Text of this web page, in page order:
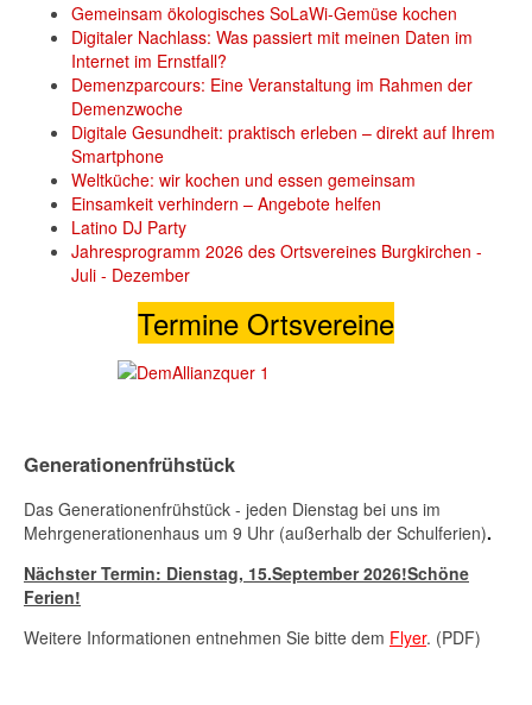
Gemeinsam ökologisches SoLaWi-Gemüse kochen
Digitaler Nachlass: Was passiert mit meinen Daten im
Internet im Ernstfall?
Demenzparcours: Eine Veranstaltung im Rahmen der
Demenzwoche
Digitale Gesundheit: praktisch erleben – direkt auf Ihrem
Smartphone
Weltküche: wir kochen und essen gemeinsam
Einsamkeit verhindern – Angebote helfen
Latino DJ Party
Jahresprogramm 2026 des Ortsvereines Burgkirchen -
Juli - Dezember
Termine Ortsvereine
Generationenfrühstück
Das Generationenfrühstück - jeden Dienstag bei uns im
Mehrgenerationenhaus um 9 Uhr (außerhalb der Schulferien).
Nächster Termin: Dienstag, 15.September 2026!Schöne
Ferien!
Weitere Informationen entnehmen Sie bitte dem Flyer. (PDF)